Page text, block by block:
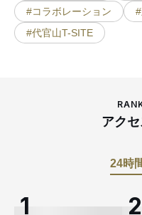
#コラボレーション
#代官山T-SITE
アク
24時